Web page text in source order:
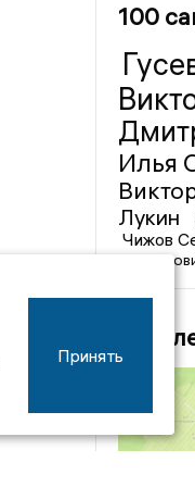
100
Илья
Лукин
Чижов
Принять